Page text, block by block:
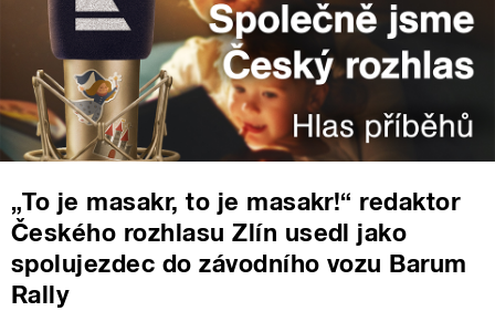
„To je masakr, to je masakr!“ redaktor
Českého rozhlasu Zlín usedl jako
spolujezdec do závodního vozu Barum
Rally